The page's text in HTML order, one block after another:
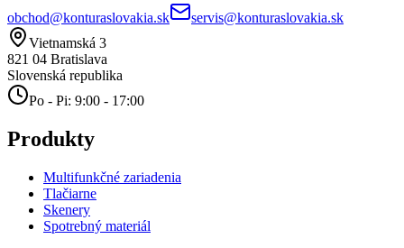
obchod@konturaslovakia.sk
servis@konturaslovakia.sk
Vietnamská 3
821 04 Bratislava
Slovenská republika
Po - Pi: 9:00 - 17:00
Produkty
Multifunkčné zariadenia
Tlačiarne
Skenery
Spotrebný materiál